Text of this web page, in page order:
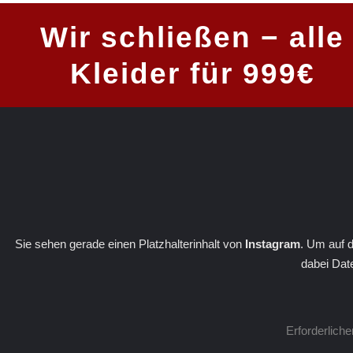
Wir schließen − alle
Kleider für 999€
Sie sehen gerade einen Platzhalterinhalt von Instagram. Um auf
dabei